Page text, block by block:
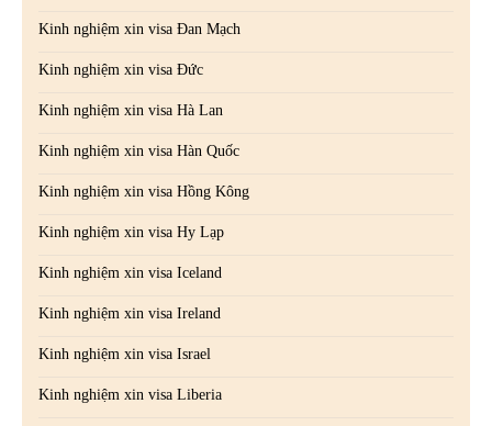
Kinh nghiệm xin visa Đan Mạch
Kinh nghiệm xin visa Đức
Kinh nghiệm xin visa Hà Lan
Kinh nghiệm xin visa Hàn Quốc
Kinh nghiệm xin visa Hồng Kông
Kinh nghiệm xin visa Hy Lạp
Kinh nghiệm xin visa Iceland
Kinh nghiệm xin visa Ireland
Kinh nghiệm xin visa Israel
Kinh nghiệm xin visa Liberia